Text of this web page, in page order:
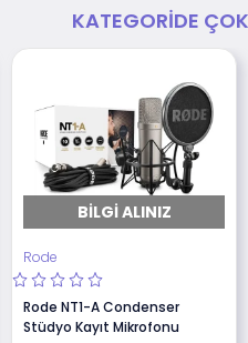
KATEGORIDE
BILGI ALINIZ
Rode
Rode NT1-A Condenser
Stüdyo Kayıt Mikrofonu